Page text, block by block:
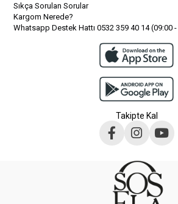
Sıkça Sorulan Sorular
Kargom Nerede?
Whatsapp Destek Hattı 0532 359 40 14 (09:00
Takipte Kal